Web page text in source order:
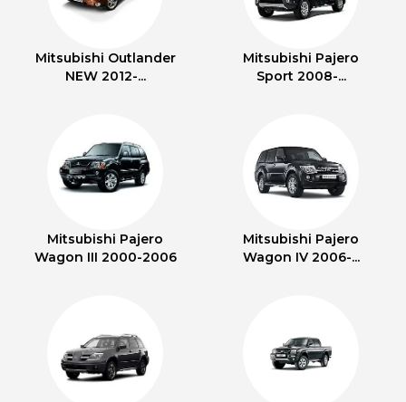
Mitsubishi Outlander
NEW 2012-...
Mitsubishi Pajero
Sport 2008-...
Mitsubishi Pajero
Wagon III 2000-2006
Mitsubishi Pajero
Wagon IV 2006-...